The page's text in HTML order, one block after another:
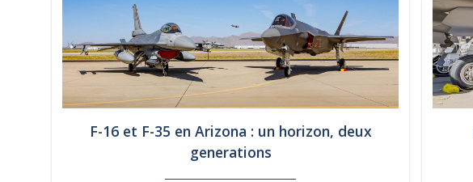
F-16 et F-35 en Arizona : un horizon, deux
generations